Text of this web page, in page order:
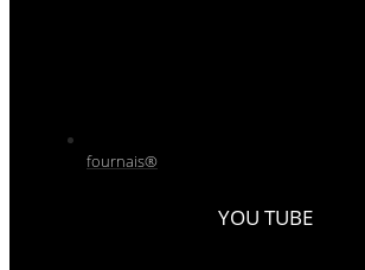
fournais®
YOU TUBE